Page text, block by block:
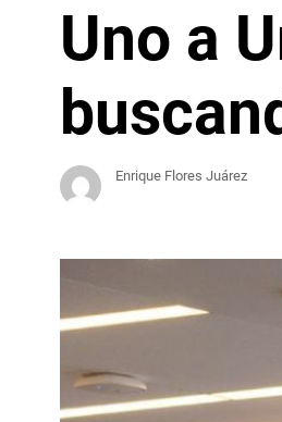
Uno a
Enrique Flores Juárez